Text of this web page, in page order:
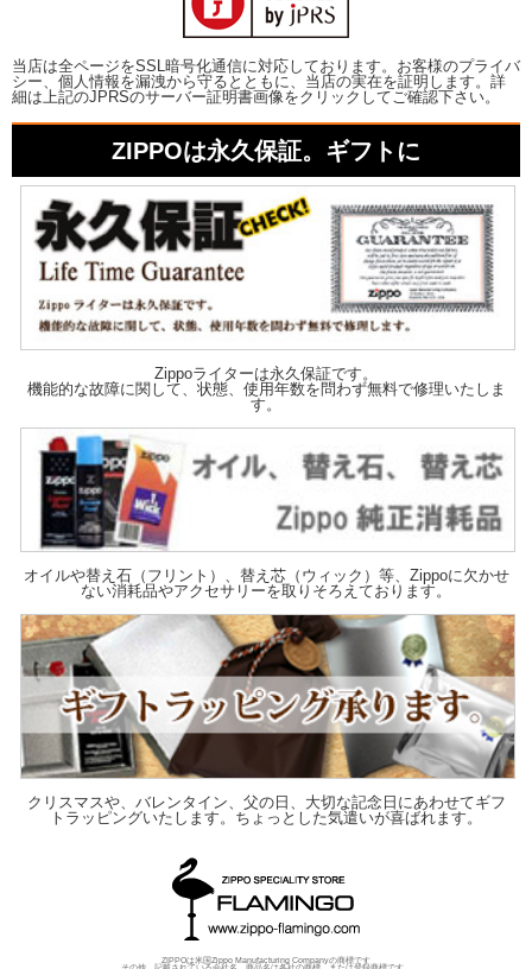
当店は全ページをSSL暗号化通信に対応しております。お客様のプライバ
シー、個人情報を漏洩から守るとともに、当店の実在を証明します。詳
細は上記のJPRSのサーバー証明書画像をクリックしてご確認下さい。
ZIPPOは永久保証。ギフトに
Zippoライターは永久保証です。
機能的な故障に関して、状態、使用年数を問わず無料で修理いたしま
す。
オイルや替え石（フリント）、替え芯（ウィック）等、Zippoに欠かせ
ない消耗品やアクセサリーを取りそろえております。
クリスマスや、バレンタイン、父の日、大切な記念日にあわせてギフ
トラッピングいたします。ちょっとした気遣いが喜ばれます。
ZIPPOは米国Zippo Manufacturing Companyの商標です
その他、記載されている会社名、商品名は各社の商標、または登録商標です。